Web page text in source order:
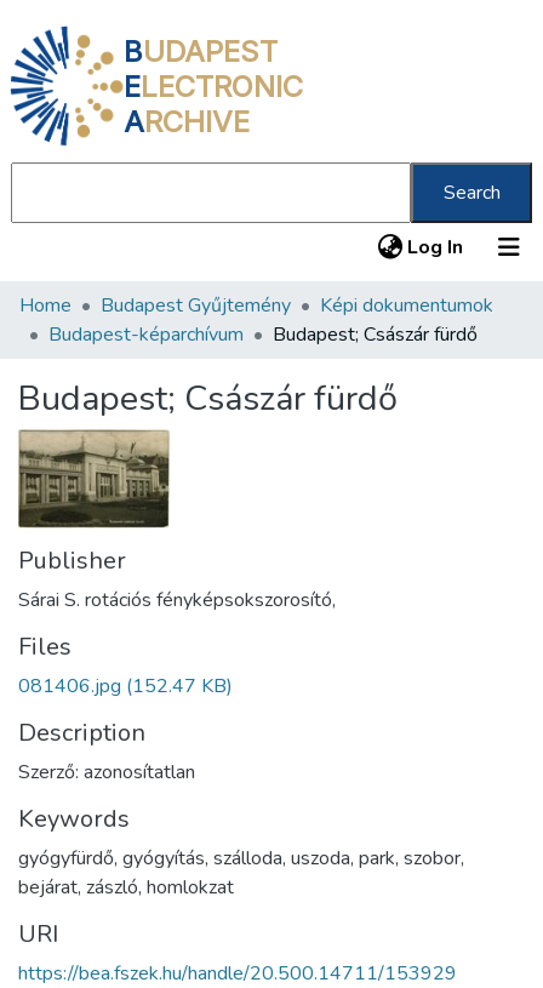
BUDAPEST
ELECTRONIC
ARCHIVE
Search
Log In (current)
Communities & Collections
Statistics
About us
Home Budapest Gyűjtemény
Képi dokumentumok
Budapest-képarchívum
Budapest; Császár fürdő
Budapest; Császár fürdő
Publisher
Sárai S. rotációs fényképsokszorosító,
Files
081406.jpg (152.47 KB)
Description
Szerző: azonosítatlan
Keywords
gyógyfürdő, gyógyítás, szálloda, uszoda, park, szobor,
bejárat, zászló, homlokzat
URI
https://bea.fszek.hu/handle/20.500.14711/153929